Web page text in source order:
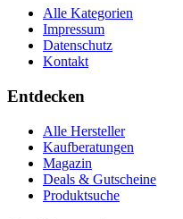
Alle Kategorien
Impressum
Datenschutz
Kontakt
Entdecken
Alle Hersteller
Kaufberatungen
Magazin
Deals & Gutscheine
Produktsuche